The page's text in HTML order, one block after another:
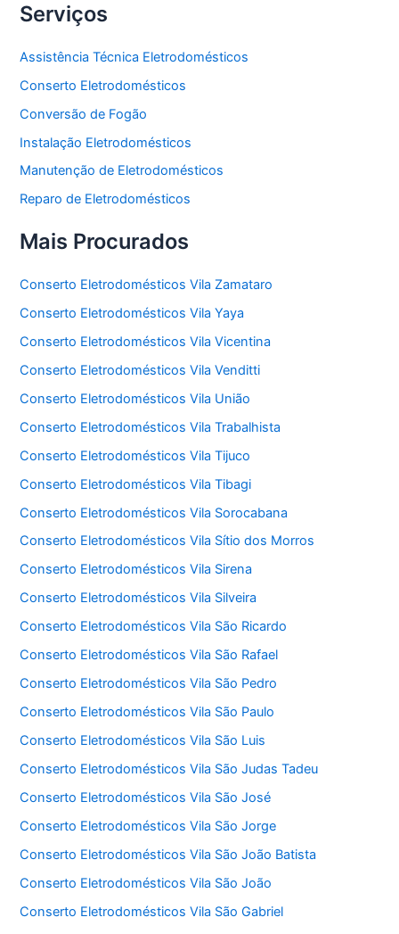
Serviços
Assistência Técnica Eletrodomésticos
Conserto Eletrodomésticos
Conversão de Fogão
Instalação Eletrodomésticos
Manutenção de Eletrodomésticos
Reparo de Eletrodomésticos
Mais Procurados
Conserto Eletrodomésticos Vila Zamataro
Conserto Eletrodomésticos Vila Yaya
Conserto Eletrodomésticos Vila Vicentina
Conserto Eletrodomésticos Vila Venditti
Conserto Eletrodomésticos Vila União
Conserto Eletrodomésticos Vila Trabalhista
Conserto Eletrodomésticos Vila Tijuco
Conserto Eletrodomésticos Vila Tibagi
Conserto Eletrodomésticos Vila Sorocabana
Conserto Eletrodomésticos Vila Sítio dos Morros
Conserto Eletrodomésticos Vila Sirena
Conserto Eletrodomésticos Vila Silveira
Conserto Eletrodomésticos Vila São Ricardo
Conserto Eletrodomésticos Vila São Rafael
Conserto Eletrodomésticos Vila São Pedro
Conserto Eletrodomésticos Vila São Paulo
Conserto Eletrodomésticos Vila São Luis
Conserto Eletrodomésticos Vila São Judas Tadeu
Conserto Eletrodomésticos Vila São José
Conserto Eletrodomésticos Vila São Jorge
Conserto Eletrodomésticos Vila São João Batista
Conserto Eletrodomésticos Vila São João
Conserto Eletrodomésticos Vila São Gabriel